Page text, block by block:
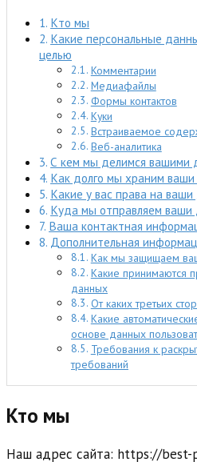
Кто мы
Какие персональные
целью
Комментарии
Медиафайлы
Формы контактов
Куки
Встраиваемое
Веб-аналитика
С кем мы делимся вашими
Как долго мы храним
Какие у вас права на
Куда мы отправляем ваши
Ваша контактная
Дополнительная
Как мы защищаем
Какие принимаются
данных
От каких третьих
Какие
основе данных
Требования к
требований
Кто мы
Наш адрес сайта: https://best-